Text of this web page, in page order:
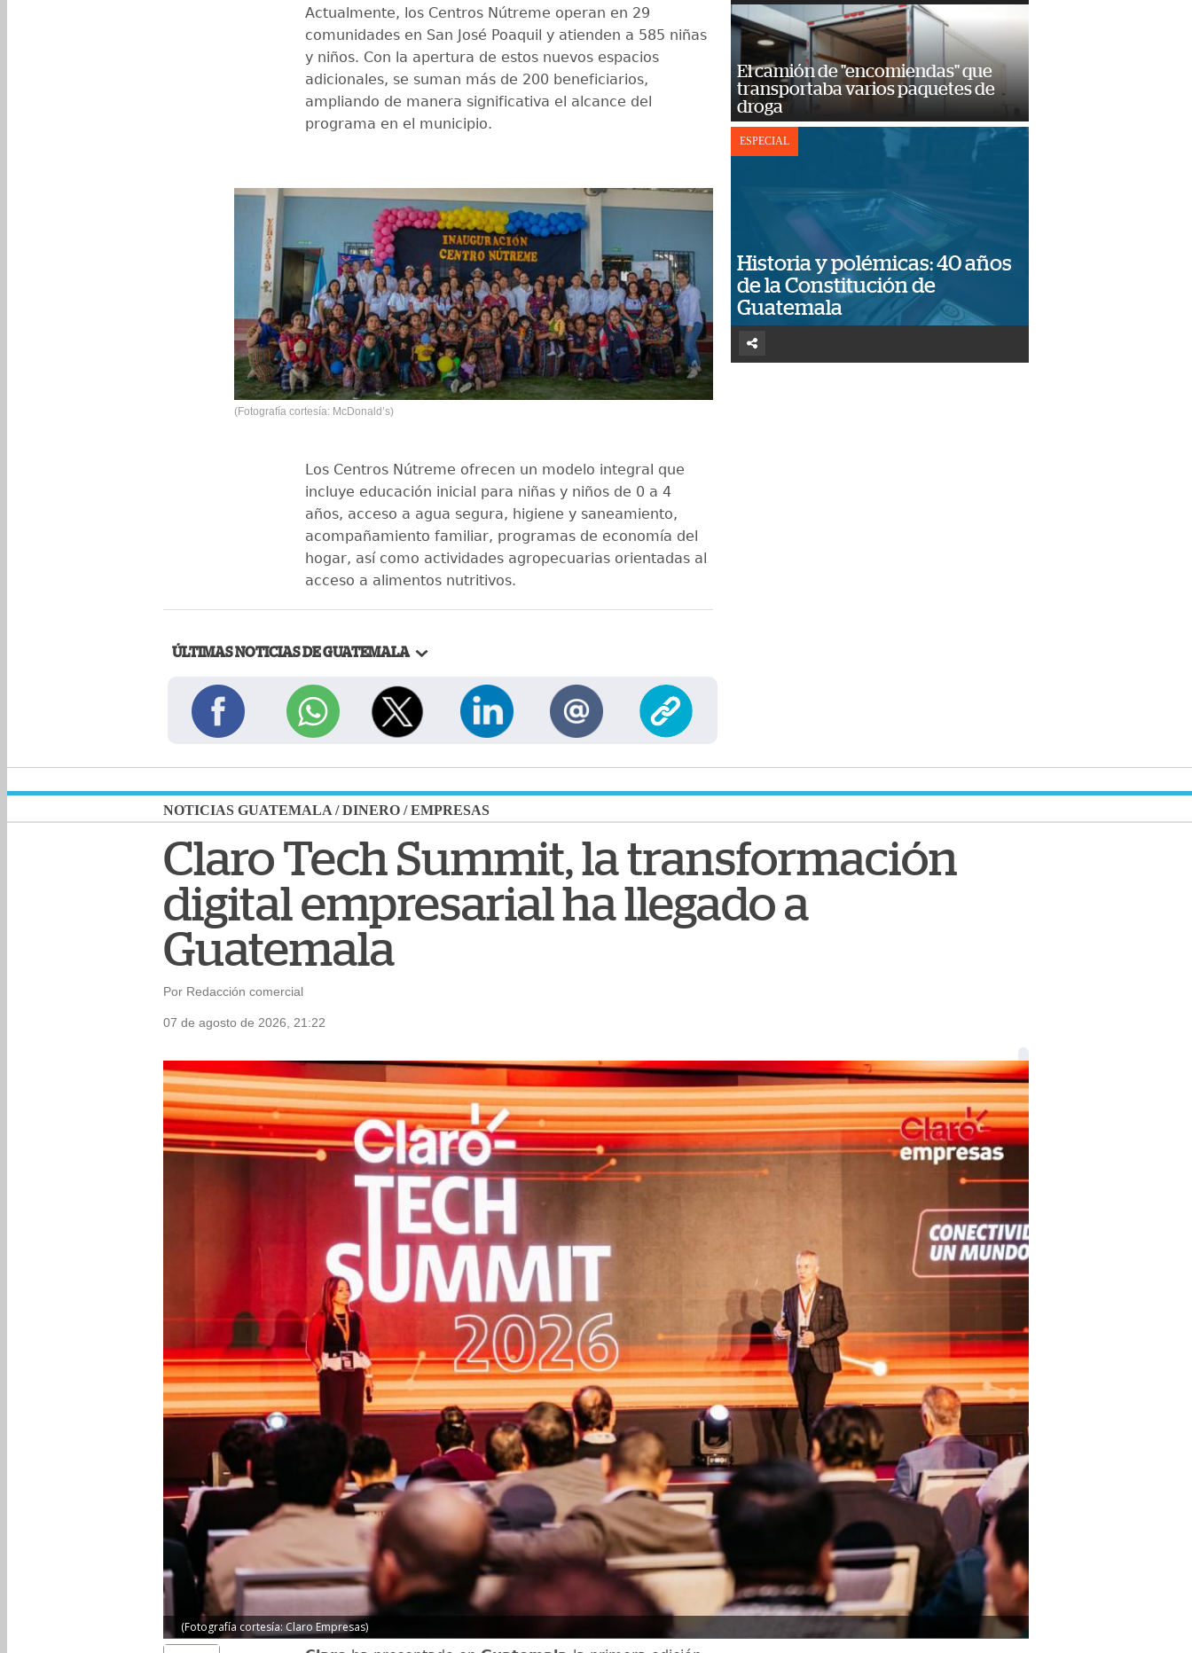
Actualmente, los Centros Nútreme operan en 29
comunidades en San José Poaquil y atienden a 585 niñas
y niños. Con la apertura de estos nuevos espacios
adicionales, se suman más de 200 beneficiarios,
ampliando de manera significativa el alcance del
programa en el municipio.
(Fotografía cortesía: McDonald’s)
Los Centros Nútreme ofrecen un modelo integral que
incluye educación inicial para niñas y niños de 0 a 4
años, acceso a agua segura, higiene y saneamiento,
acompañamiento familiar, programas de economía del
hogar, así como actividades agropecuarias orientadas al
acceso a alimentos nutritivos.
ÚLTIMAS NOTICIAS DE GUATEMALA
El camión de "encomiendas" que
transportaba varios paquetes de
droga
ESPECIAL
Historia y polémicas: 40 años
de la Constitución de
Guatemala
NOTICIAS GUATEMALA /DINERO /EMPRESAS
Claro Tech Summit, la transformación
digital empresarial ha llegado a
Guatemala
Por Redacción comercial
07 de agosto de 2026, 21:22
(Fotografía cortesía: Claro Empresas)